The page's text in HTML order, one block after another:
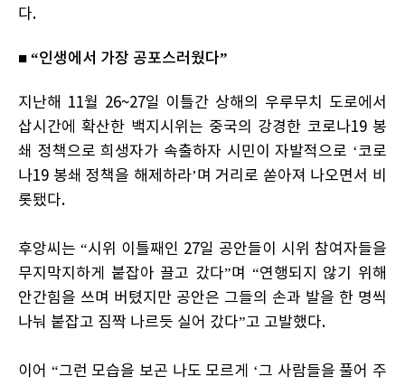
다.
■ “인생에서 가장 공포스러웠다”
지난해 11월 26~27일 이틀간 상해의 우루무치 도로에서
삽시간에 확산한 백지시위는 중국의 강경한 코로나19 봉
쇄 정책으로 희생자가 속출하자 시민이 자발적으로 ‘코로
나19 봉쇄 정책을 해제하라’며 거리로 쏟아져 나오면서 비
롯됐다.
후앙씨는 “시위 이틀째인 27일 공안들이 시위 참여자들을
무지막지하게 붙잡아 끌고 갔다”며 “연행되지 않기 위해
안간힘을 쓰며 버텼지만 공안은 그들의 손과 발을 한 명씩
나눠 붙잡고 짐짝 나르듯 실어 갔다”고 고발했다.
이어 “그런 모습을 보곤 나도 모르게 ‘그 사람들을 풀어 주